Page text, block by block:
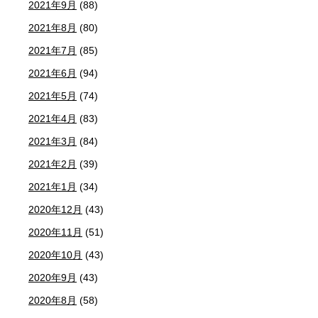
2021年9月 (88)
2021年8月 (80)
2021年7月 (85)
2021年6月 (94)
2021年5月 (74)
2021年4月 (83)
2021年3月 (84)
2021年2月 (39)
2021年1月 (34)
2020年12月 (43)
2020年11月 (51)
2020年10月 (43)
2020年9月 (43)
2020年8月 (58)